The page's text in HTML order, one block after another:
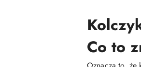
Co to